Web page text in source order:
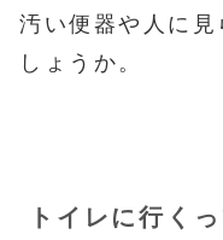
汚い便器や人に
しょうか。
トイレに行く